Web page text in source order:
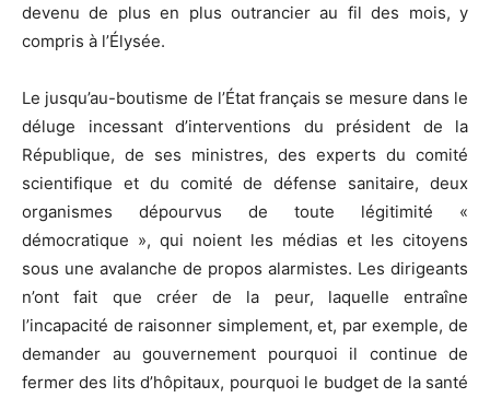
devenu de plus en plus outrancier au fil des mois, y
compris à l’Élysée.
Le jusqu’au-boutisme de l’État français se mesure dans le
déluge incessant d’interventions du président de la
République, de ses ministres, des experts du comité
scientifique et du comité de défense sanitaire, deux
organismes dépourvus de toute légitimité «
démocratique », qui noient les médias et les citoyens
sous une avalanche de propos alarmistes. Les dirigeants
n’ont fait que créer de la peur, laquelle entraîne
l’incapacité de raisonner simplement, et, par exemple, de
demander au gouvernement pourquoi il continue de
fermer des lits d’hôpitaux, pourquoi le budget de la santé